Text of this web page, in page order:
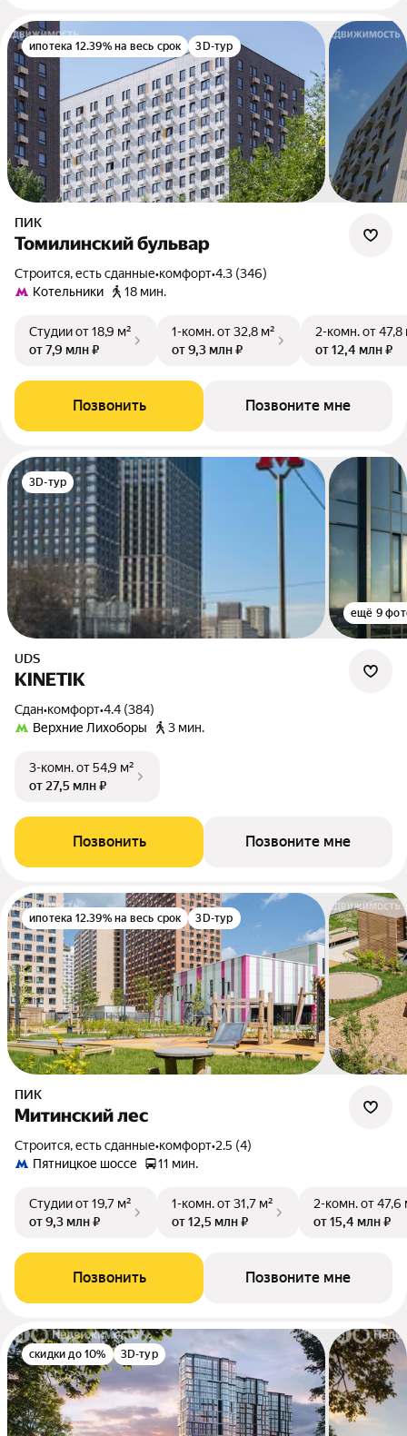
ипотека 12.39% на весь срок 3D-тур
ПИК
Томилинский бульвар
Строится, есть сданные•комфорт•4.3 (346)
Котельники
18 мин.
Студииот 18,9 м²
от 7,9 млн ₽
1-комн.от 32,8 м²
от 9,3 млн ₽
2-комн.от 47,8
от 12,4 млн ₽
Позвонить Позвоните мне
3D-тур
ещё 9
UDS
KINETIK
Сдан•комфорт•4.4 (384)
Верхние Лихоборы
3 мин.
3-комн.от 54,9 м²
от 27,5 млн ₽
Позвонить Позвоните мне
ипотека 12.39% на весь срок 3D-тур
ПИК
Митинский лес
Строится, есть сданные•комфорт•2.5 (4)
Пятницкое шоссе
11 мин.
Студииот 19,7 м²
от 9,3 млн ₽
1-комн.от 31,7 м²
от 12,5 млн ₽
2-комн.от 47,6
от 15,4 млн ₽
Позвонить Позвоните мне
скидки до 10% 3D-тур